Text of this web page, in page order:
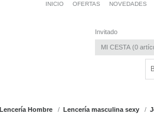
Invitado
MI CESTA 0
INICIO OFERTAS NOVEDADES
Lencería Hombre Lencería masculina sexy